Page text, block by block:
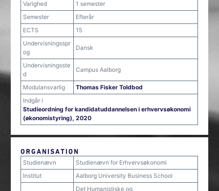
Varighed
1 semester
Semester
Efterår
ECTS
15
Undervisningsspr
og
Dansk
Undervisningsste
d
Campus Aalborg
Modulansvarlig
Thomas Fisker Toldbod
Indgår i
Studieordning for kandidatuddannelsen i erhvervsøkonomi
(økonomistyring), 2020
ORGANISATION
Studienævn
Studienævn for Erhvervsøkonomi
Institut
Aalborg University Business School
Det Humanistiske og